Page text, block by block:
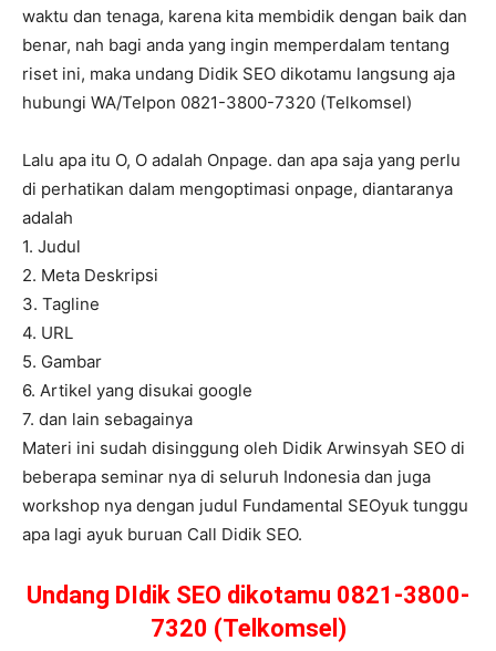
waktu dan tenaga, karena kita membidik dengan baik dan
benar, nah bagi anda yang ingin memperdalam tentang
riset ini, maka undang Didik SEO dikotamu langsung aja
hubungi WA/Telpon 0821-3800-7320 (Telkomsel)
Lalu apa itu O, O adalah Onpage. dan apa saja yang perlu
di perhatikan dalam mengoptimasi onpage, diantaranya
adalah
1. Judul
2. Meta Deskripsi
3. Tagline
4. URL
5. Gambar
6. Artikel yang disukai google
7. dan lain sebagainya
Materi ini sudah disinggung oleh Didik Arwinsyah SEO di
beberapa seminar nya di seluruh Indonesia dan juga
workshop nya dengan judul Fundamental SEOyuk tunggu
apa lagi ayuk buruan Call Didik SEO.
Undang DIdik SEO dikotamu 0821-3800-
7320 (Telkomsel)